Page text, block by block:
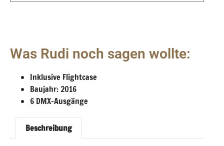
Was Rudi noch sagen wollte:
Inklusive Flightcase
Baujahr: 2016
6 DMX-Ausgänge
Beschreibung